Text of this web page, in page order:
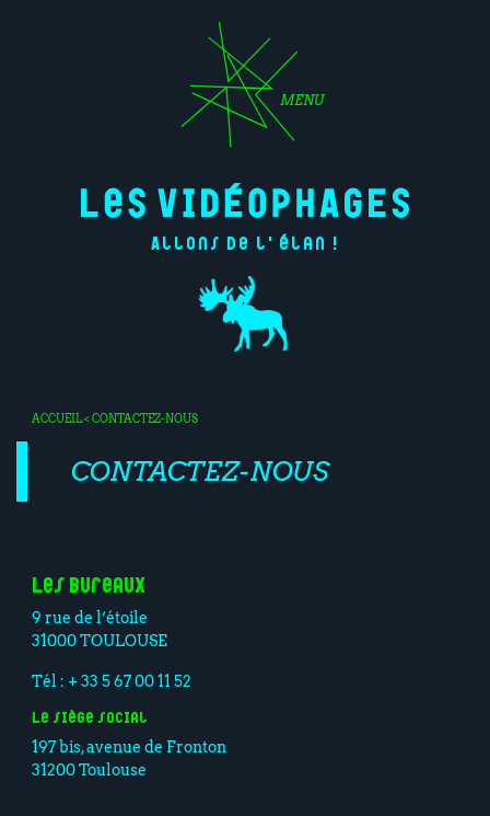
MENU
Allons de l'élan !
ACCUEIL< CONTACTEZ-NOUS
CONTACTEZ-NOUS
Les bureaux
9 rue de l’étoile
31000 TOULOUSE
Tél : + 33 5 67 00 11 52
Le siège social
197 bis, avenue de Fronton
31200 Toulouse